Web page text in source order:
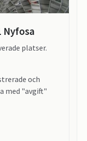
Nyfosa
platser.
och
med "avgift"